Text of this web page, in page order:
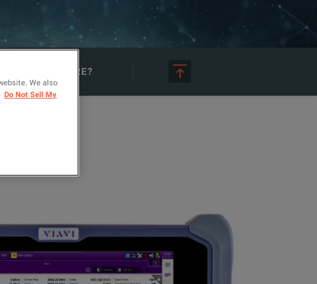
AFFITTARE?
We also
Do Not Sell My